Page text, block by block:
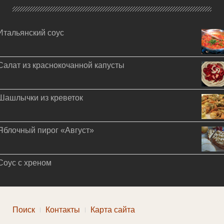
соус
из краснокочанной капусты
из креветок
пирог «Август»
с хреном
Поиск Контакты Карта сайта